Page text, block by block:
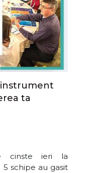
instrument
ta
cinste ieri la
5 schipe au gasit